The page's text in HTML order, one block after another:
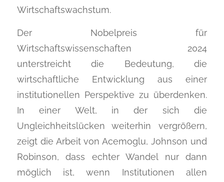
Wirtschaftswachstum.
Der Nobelpreis für
Wirtschaftswissenschaften 2024
unterstreicht die Bedeutung, die
wirtschaftliche Entwicklung aus einer
institutionellen Perspektive zu überdenken.
In einer Welt, in der sich die
Ungleichheitslücken weiterhin vergrößern,
zeigt die Arbeit von Acemoglu, Johnson und
Robinson, dass echter Wandel nur dann
möglich ist, wenn Institutionen allen